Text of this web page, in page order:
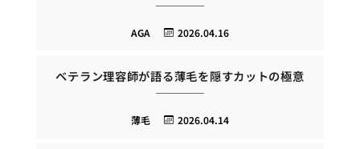
2026.04.16
AGA
ベテラン理容師が語る薄毛を隠すカットの極意
2026.04.14
薄毛